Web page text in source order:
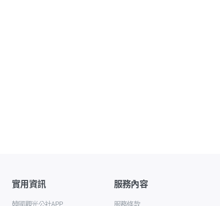
實用資訊
韓國觀光公社APP
服務內容
服務條款